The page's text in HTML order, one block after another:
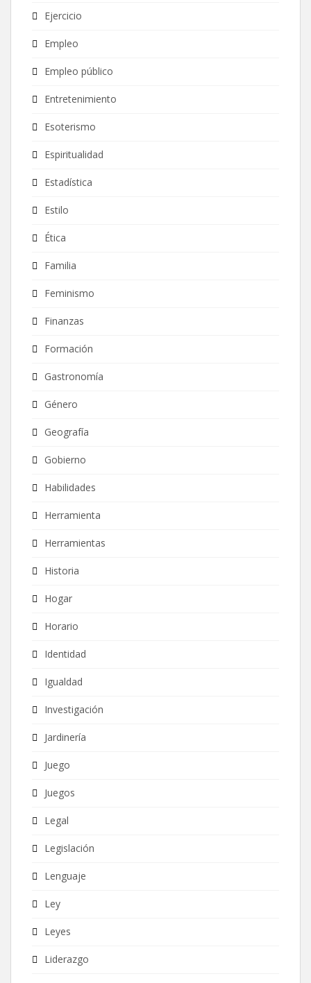
Ejercicio
Empleo
Empleo público
Entretenimiento
Esoterismo
Espiritualidad
Estadística
Estilo
Ética
Familia
Feminismo
Finanzas
Formación
Gastronomía
Género
Geografía
Gobierno
Habilidades
Herramienta
Herramientas
Historia
Hogar
Horario
Identidad
Igualdad
Investigación
Jardinería
Juego
Juegos
Legal
Legislación
Lenguaje
Ley
Leyes
Liderazgo